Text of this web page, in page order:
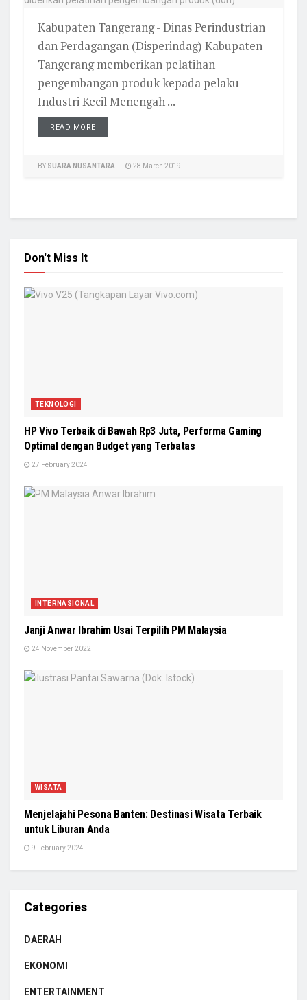
Kabupaten Tangerang - Dinas Perindustrian
dan Perdagangan (Disperindag) Kabupaten
Tangerang memberikan pelatihan
pengembangan produk kepada pelaku
Industri Kecil Menengah ...
READ MORE
BY SUARA NUSANTARA 28 March 2019
Don't Miss It
TEKNOLOGI
HP Vivo Terbaik di Bawah Rp3 Juta, Performa Gaming
Optimal dengan Budget yang Terbatas
27 February 2024
INTERNASIONAL
Janji Anwar Ibrahim Usai Terpilih PM Malaysia
24 November 2022
WISATA
Menjelajahi Pesona Banten: Destinasi Wisata Terbaik
untuk Liburan Anda
9 February 2024
Categories
DAERAH
EKONOMI
ENTERTAINMENT